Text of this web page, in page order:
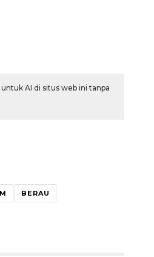
AI di situs web ini tanpa
BERAU